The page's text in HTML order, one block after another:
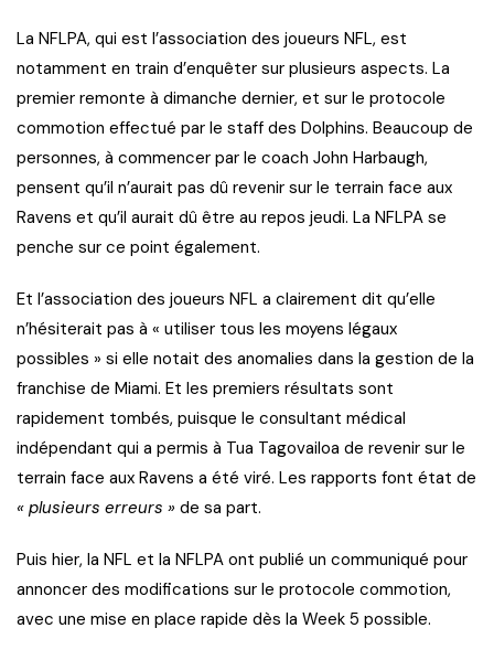
La NFLPA, qui est l’association des joueurs NFL, est
notamment en train d’enquêter sur plusieurs aspects. La
premier remonte à dimanche dernier, et sur le protocole
commotion effectué par le staff des Dolphins. Beaucoup de
personnes, à commencer par le coach John Harbaugh,
pensent qu’il n’aurait pas dû revenir sur le terrain face aux
Ravens et qu’il aurait dû être au repos jeudi. La NFLPA se
penche sur ce point également.
Et l’association des joueurs NFL a clairement dit qu’elle
n’hésiterait pas à « utiliser tous les moyens légaux
possibles » si elle notait des anomalies dans la gestion de la
franchise de Miami. Et les premiers résultats sont
rapidement tombés, puisque le consultant médical
indépendant qui a permis à Tua Tagovailoa de revenir sur le
terrain face aux Ravens a été viré. Les rapports font état de
« plusieurs erreurs » de sa part.
Puis hier, la NFL et la NFLPA ont publié un communiqué pour
annoncer des modifications sur le protocole commotion,
avec une mise en place rapide dès la Week 5 possible.